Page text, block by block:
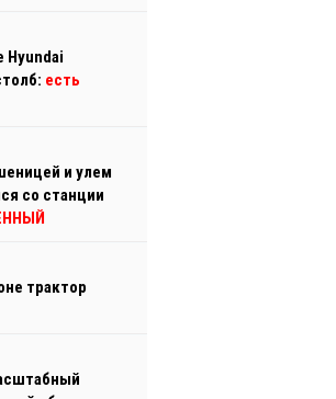
Hyundai
есть
и улем
со станции
трактор